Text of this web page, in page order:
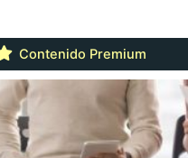
Contenido Premium